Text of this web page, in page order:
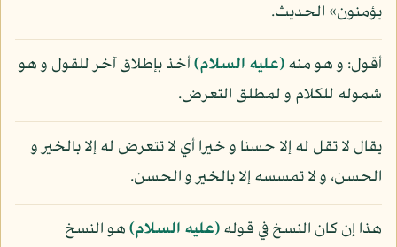
يؤمنون» الحديث.
أقول: و هو منه(عليه السلام)أخذ بإطلاق آخر للقول و هو
شموله للكلام و لمطلق التعرض.
يقال لا تقل له إلا حسنا و خيرا أي لا تتعرض له إلا بالخير و
الحسن، و لا تمسسه إلا بالخير و الحسن.
هذا إن كان النسخ في قوله(عليه السلام)هو النسخ